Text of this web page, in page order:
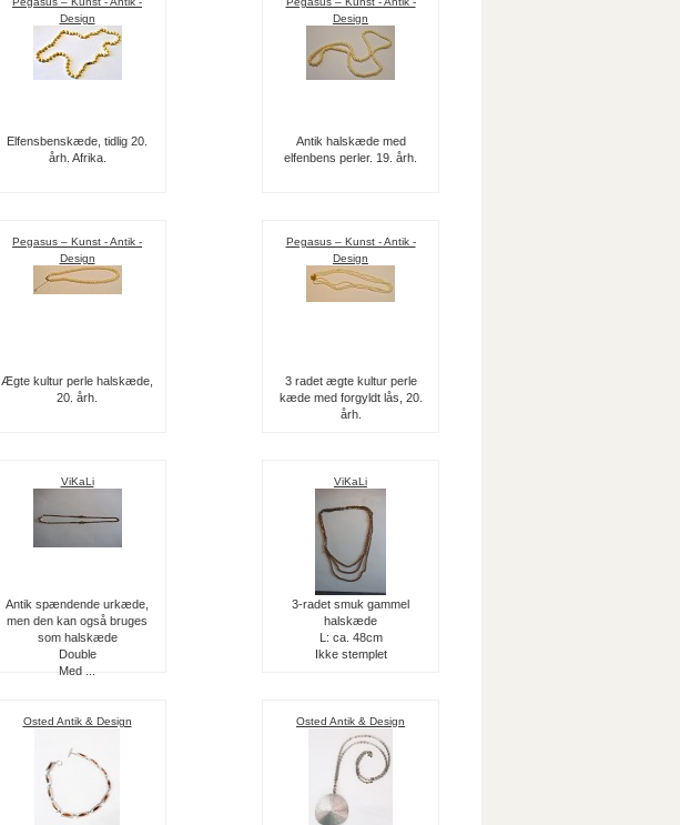
Design
Elfensbenskæde, tidlig 20.
årh. Afrika.
Design
Antik halskæde med
elfenbens perler. 19. årh.
Pegasus – Kunst - Antik -
Design
Ægte kultur perle halskæde,
20. årh.
Pegasus – Kunst - Antik -
Design
3 radet ægte kultur perle
kæde med forgyldt lås, 20.
årh.
ViKaLi
Antik spændende urkæde,
men den kan også bruges
som halskæde
Double
Med ...
ViKaLi
3-radet smuk gammel
halskæde
L: ca. 48cm
Ikke stemplet
Osted Antik & Design Osted Antik & Design